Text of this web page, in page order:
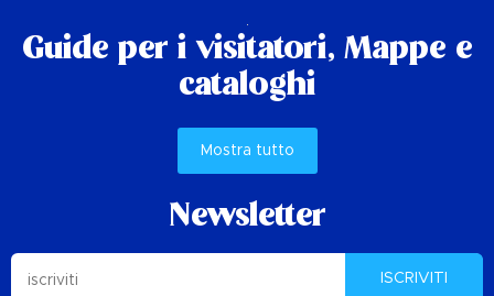
Guide per i visitatori, Mappe e
cataloghi
Mostra tutto
Newsletter
ISCRIVITI